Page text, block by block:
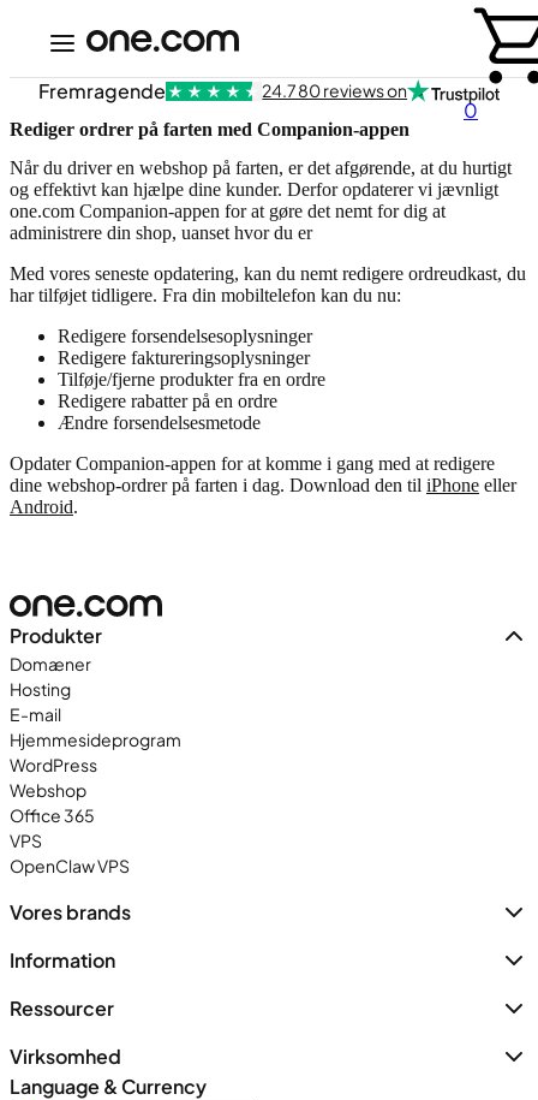
0
Fremragende 24.780 reviews on
Rediger ordrer på farten med Companion-appen
Når du driver en webshop på farten, er det afgørende, at du hurtigt
og effektivt kan hjælpe dine kunder. Derfor opdaterer vi jævnligt
one.com Companion-appen for at gøre det nemt for dig at
administrere din shop, uanset hvor du er
Med vores seneste opdatering, kan du nemt redigere ordreudkast, du
har tilføjet tidligere. Fra din mobiltelefon kan du nu:
Redigere forsendelsesoplysninger
Redigere faktureringsoplysninger
Tilføje/fjerne produkter fra en ordre
Redigere rabatter på en ordre
Ændre forsendelsesmetode
Opdater Companion-appen for at komme i gang med at redigere
dine webshop-ordrer på farten i dag. Download den til iPhone eller
Android.
Produkter
Domæner
Hosting
E-mail
Hjemmesideprogram
WordPress
Webshop
Office 365
VPS
OpenClaw VPS
Vores brands
Information
Ressourcer
Virksomhed
Language & Currency